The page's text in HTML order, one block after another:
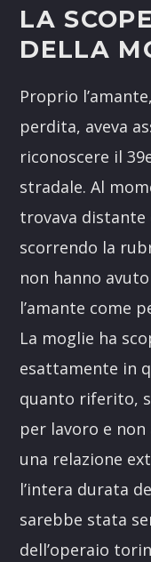
LA
DELLA
Proprio
perdita, aveva
riconoscere il
stradale. Al
trovava
scorrendo la
non hanno
l’amante come
La moglie ha
esattamente in
quanto riferito,
per lavoro e
una relazione
l’intera durata
sarebbe stata
dell’operaio